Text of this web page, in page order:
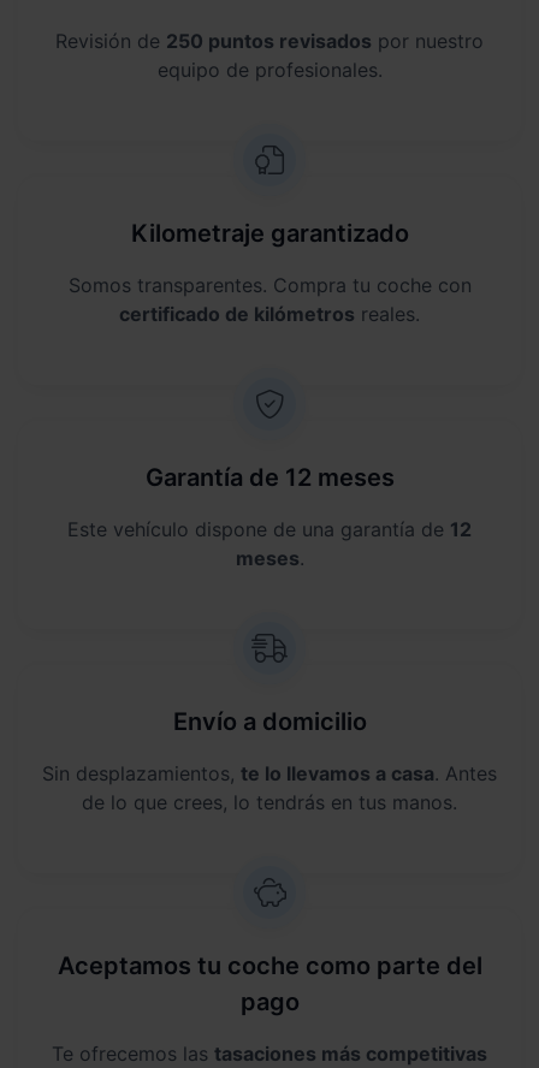
Revisión de 250 puntos revisados por nuestro
equipo de profesionales.
Kilometraje garantizado
Somos transparentes. Compra tu coche con
certificado de kilómetros reales.
Garantía de 12 meses
Este vehículo dispone de una garantía de 12
meses.
Envío a domicilio
Sin desplazamientos, te lo llevamos a casa. Antes
de lo que crees, lo tendrás en tus manos.
Aceptamos tu coche como parte del
pago
Te ofrecemos las tasaciones más competitivas